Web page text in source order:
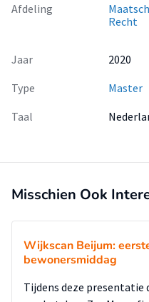
Afdeling
Recht
Jaar
2020
Type
Master
Taal
Misschien Ook
Wijkscan Beijum:
bewonersmiddag
Tijdens deze presentatie